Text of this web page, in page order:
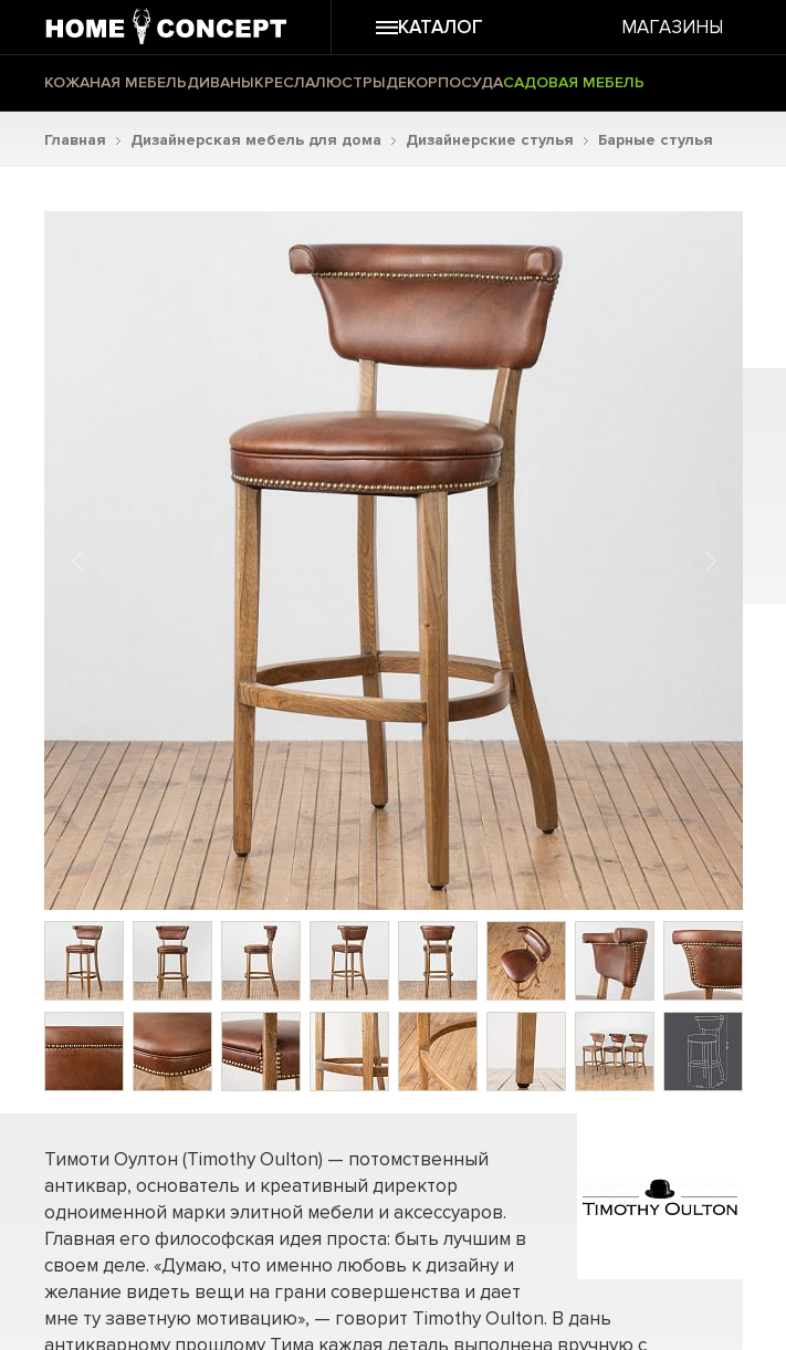
КАТАЛОГ МАГАЗИНЫ
КОЖАНАЯ МЕБЕЛЬДИВАНЫКРЕСЛАЛЮСТРЫДЕКОРПОСУДАСАДОВАЯ МЕБЕЛЬ
Главная Дизайнерская мебель для дома Дизайнерские стулья Барные стулья
Тимоти Оултон (Timothy Oulton) — потомственный
антиквар, основатель и креативный директор
одноименной марки элитной мебели и аксессуаров.
Главная его философская идея проста: быть лучшим в
своем деле. «Думаю, что именно любовь к дизайну и
желание видеть вещи на грани совершенства и дает
мне ту заветную мотивацию», — говорит Timothy Oulton. В дань
антикварному прошлому Тима каждая деталь выполнена вручную с